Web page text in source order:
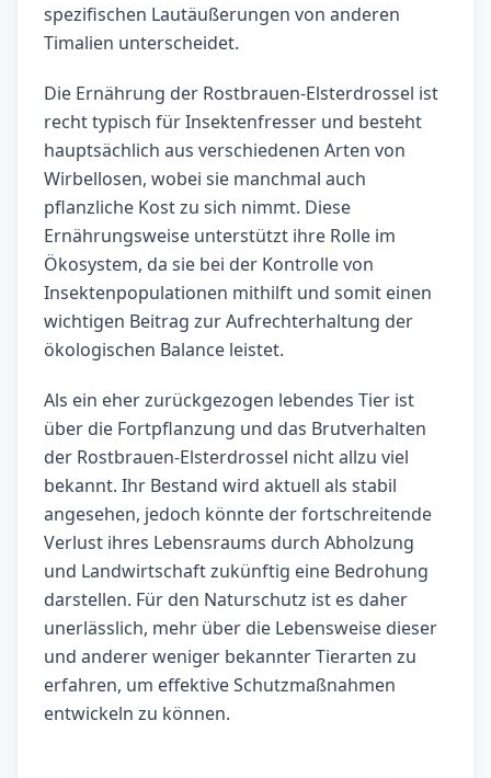
spezifischen Lautäußerungen von anderen
Timalien unterscheidet.
Die Ernährung der Rostbrauen-Elsterdrossel ist
recht typisch für Insektenfresser und besteht
hauptsächlich aus verschiedenen Arten von
Wirbellosen, wobei sie manchmal auch
pflanzliche Kost zu sich nimmt. Diese
Ernährungsweise unterstützt ihre Rolle im
Ökosystem, da sie bei der Kontrolle von
Insektenpopulationen mithilft und somit einen
wichtigen Beitrag zur Aufrechterhaltung der
ökologischen Balance leistet.
Als ein eher zurückgezogen lebendes Tier ist
über die Fortpflanzung und das Brutverhalten
der Rostbrauen-Elsterdrossel nicht allzu viel
bekannt. Ihr Bestand wird aktuell als stabil
angesehen, jedoch könnte der fortschreitende
Verlust ihres Lebensraums durch Abholzung
und Landwirtschaft zukünftig eine Bedrohung
darstellen. Für den Naturschutz ist es daher
unerlässlich, mehr über die Lebensweise dieser
und anderer weniger bekannter Tierarten zu
erfahren, um effektive Schutzmaßnahmen
entwickeln zu können.